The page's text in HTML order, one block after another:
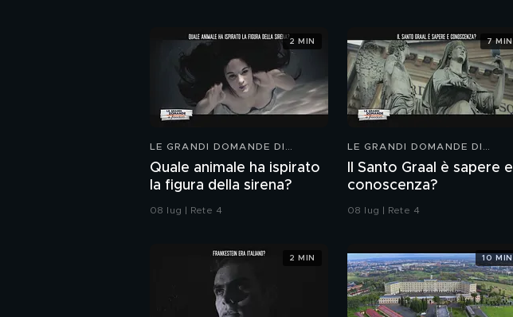
LE GRANDI DOMANDE DI
Quale animale ha ispirato
la figura della sirena?
08 lug | Rete 4
2 MIN
LE GRANDI DOMANDE DI
Il Santo Graal è sapere e
conoscenza?
08 lug | Rete 4
7 MIN
2 MIN 10 MIN